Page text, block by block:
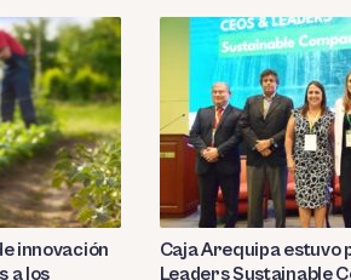
innovación
a los
Caja Arequipa estuvo
Leaders Sustainable